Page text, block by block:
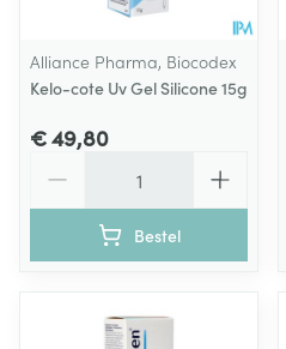
Alliance Pharma, Biocodex
Kelo-cote Uv Gel Silicone 15g
€ 49,80
Bestel